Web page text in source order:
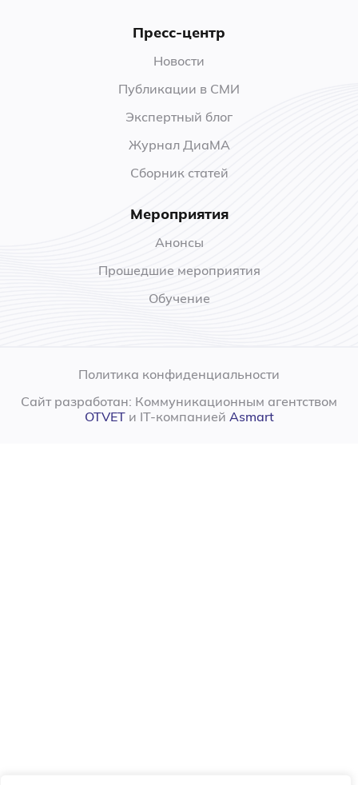
Пресс-центр
Новости
Публикации в СМИ
Экспертный блог
Журнал ДиаМА
Сборник статей
Мероприятия
Анонсы
Прошедшие мероприятия
Обучение
Политика конфиденциальности
Сайт разработан: Коммуникационным агентством
OTVETи IT-компанией Asmart